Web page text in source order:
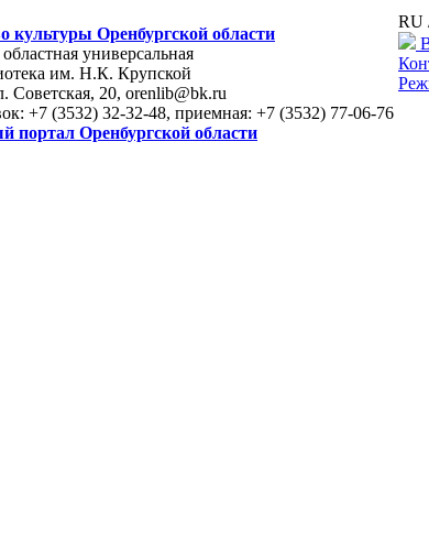
культуры Оренбургской области
универсальная
им. Н.К. Крупской
Советская, 20, orenlib@bk.ru
+7 (3532) 32-32-48, приемная: +7 (3532) 77-06-76
портал Оренбургской области
RU